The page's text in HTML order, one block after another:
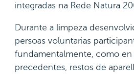
integradas na Rede Natura
Durante a limpeza
persoas voluntarias
fundamentalmente, como en
precedentes, restos de